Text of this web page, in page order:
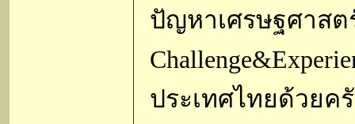
ปัญหาเศรษฐศาสต
ประเทศไทยด้วยค